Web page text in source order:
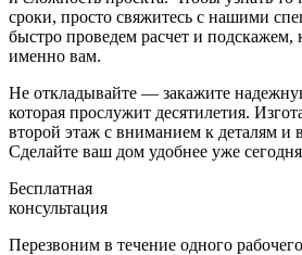
сроки, просто свяжитесь с нашими
быстро проведем расчет и подскажем,
именно вам.
Не откладывайте — закажите
которая прослужит десятилетия.
второй этаж с вниманием к деталям и
Сделайте ваш дом удобнее уже
Бесплатная
консультация
Перезвоним в течение одного